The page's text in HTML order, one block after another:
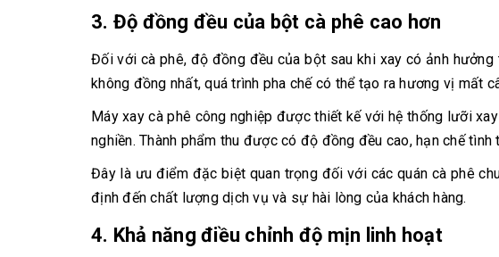
3. Độ đồng đều của bột cà phê cao hơn
Đối với cà phê, độ đồng đều của bột sau khi xay có ảnh
không đồng nhất, quá trình pha chế có thể tạo ra hương vị mất
Máy xay cà phê công nghiệp được thiết kế với hệ thống lưỡi
nghiền. Thành phẩm thu được có độ đồng đều cao, hạn chế tình
Đây là ưu điểm đặc biệt quan trọng đối với các quán cà phê
định đến chất lượng dịch vụ và sự hài lòng của khách hàng.
4. Khả năng điều chỉnh độ mịn linh hoạt